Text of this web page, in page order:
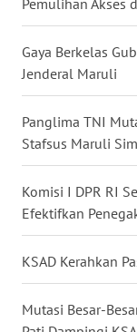
Pemulihan Akses
Gaya Berkelas
Jenderal Maruli
Panglima TNI
Stafsus Maruli
Komisi I DPR RI
Efektifkan
KSAD Kerahkan
Mutasi Besar-
WN
BABEL
WN
LAMPUNG